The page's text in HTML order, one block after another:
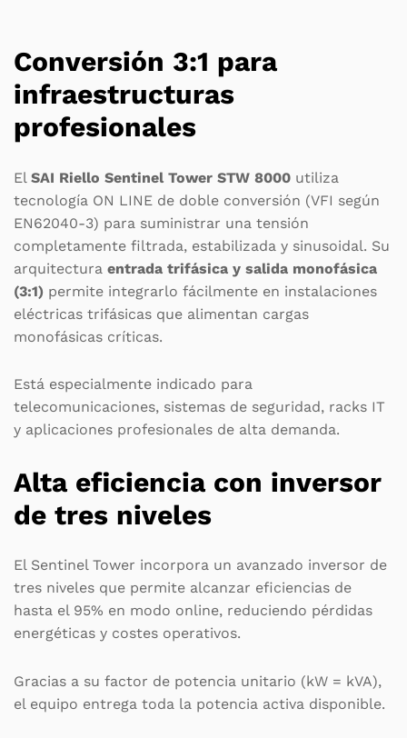
Conversión 3:1 para
infraestructuras
profesionales
El SAI Riello Sentinel Tower STW 8000 utiliza
tecnología ON LINE de doble conversión (VFI según
EN62040-3) para suministrar una tensión
completamente filtrada, estabilizada y sinusoidal. Su
arquitectura entrada trifásica y salida monofásica
(3:1) permite integrarlo fácilmente en instalaciones
eléctricas trifásicas que alimentan cargas
monofásicas críticas.
Está especialmente indicado para
telecomunicaciones, sistemas de seguridad, racks IT
y aplicaciones profesionales de alta demanda.
Alta eficiencia con inversor
de tres niveles
El Sentinel Tower incorpora un avanzado inversor de
tres niveles que permite alcanzar eficiencias de
hasta el 95% en modo online, reduciendo pérdidas
energéticas y costes operativos.
Gracias a su factor de potencia unitario (kW = kVA),
el equipo entrega toda la potencia activa disponible.